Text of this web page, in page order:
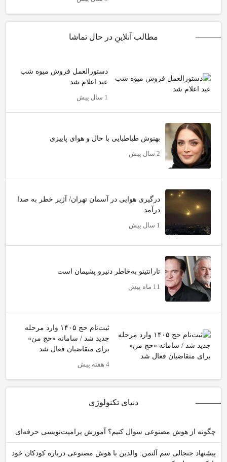
مطالب آنلاینِ در حال تماشا
دستورالعمل‌ فروش میوه شب
عید اعلام شد
1 سال پیش
بهنوش طباطبایی با حال و هوای پاییزی
2 سال پیش
درگیری هوایی در آسمان تهران/ آژیر خطر به صدا
درآمد
1 سال پیش
تارانتینو به‌خاطر دنیرو پشیمان است
11 ماه پیش
ثبت‌نام حج ۱۴۰۵ وارد مرحله
جدید شد / سامانه «حج من»
برای متقاضیان فعال شد
4 هفته پیش
دنیای تکنولوژی
چگونه از هوش مصنوعی سوال کنیم؟ آموزش پرامپت‌نویسی حرفه‌ای
پیشنهاد جنجالی سم آلتمن: والدین با هوش مصنوعی درباره کودکان خود